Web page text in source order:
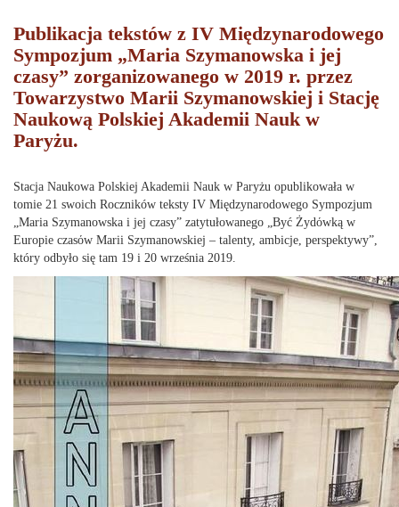
Publikacja tekstów z IV Międzynarodowego
Sympozjum „Maria Szymanowska i jej
czasy” zorganizowanego w 2019 r. przez
Towarzystwo Marii Szymanowskiej i Stację
Naukową Polskiej Akademii Nauk w
Paryżu.
Stacja Naukowa Polskiej Akademii Nauk w Paryżu opublikowała w
tomie 21 swoich Roczników teksty IV Międzynarodowego Sympozjum
„Maria Szymanowska i jej czasy” zatytułowanego „Być Żydόwką w
Europie czasόw Marii Szymanowskiej – talenty, ambicje, perspektywy”,
który odbyło się tam 19 i 20 września 2019.